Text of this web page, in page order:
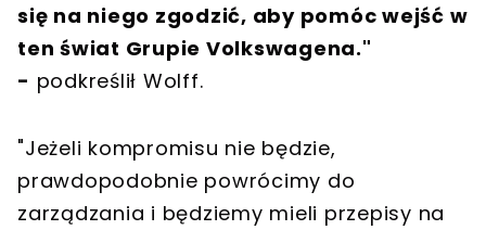
się na niego zgodzić, aby pomóc wejść w
ten świat Grupie Volkswagena."
- podkreślił Wolff.
"Jeżeli kompromisu nie będzie,
prawdopodobnie powrócimy do
zarządzania i będziemy mieli przepisy na